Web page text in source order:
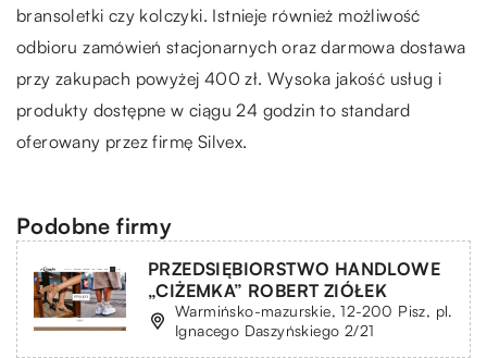
bransoletki czy kolczyki. Istnieje również możliwość
odbioru zamówień stacjonarnych oraz darmowa dostawa
przy zakupach powyżej 400 zł. Wysoka jakość usług i
produkty dostępne w ciągu 24 godzin to standard
oferowany przez firmę Silvex.
Podobne firmy
PRZEDSIĘBIORSTWO HANDLOWE
„CIŻEMKA” ROBERT ZIÓŁEK
Warmińsko-mazurskie, 12-200 Pisz, pl.
Ignacego Daszyńskiego 2/21